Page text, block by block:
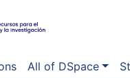
All of DSpace